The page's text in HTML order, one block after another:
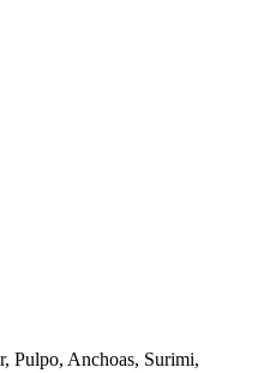
Pulpo, Anchoas, Surimi,